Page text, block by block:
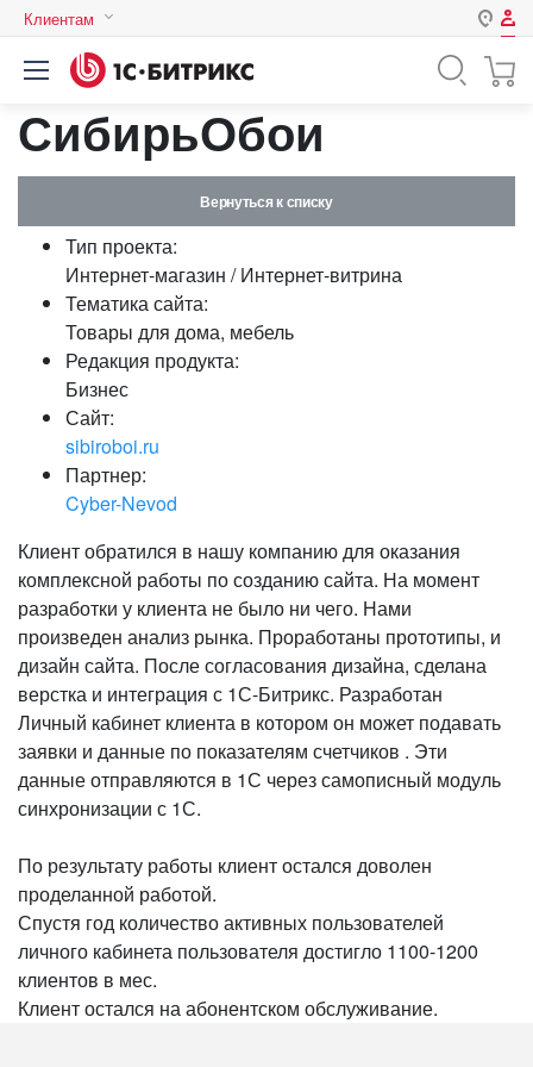
Клиентам
Авторизация
Нет аккаунта?
Логин
Пароль
Запомнить меня на этом
СибирьОбои
Вернуться к списку
Тип проекта:
Интернет-магазин / Интернет-витрина
Тематика сайта:
Товары для дома, мебель
Редакция продукта:
Бизнес
Сайт:
sibiroboi.ru
Партнер:
Cyber-Nevod
Клиент обратился в нашу компанию для оказания
комплексной работы по созданию сайта. На момент
разработки у клиента не было ни чего. Нами
произведен анализ рынка. Проработаны прототипы, и
дизайн сайта. После согласования дизайна, сделана
верстка и интеграция с 1С-Битрикс. Разработан
Личный кабинет клиента в котором он может подавать
заявки и данные по показателям счетчиков . Эти
данные отправляются в 1С через самописный модуль
синхронизации с 1С.
По результату работы клиент остался доволен
проделанной работой.
Спустя год количество активных пользователей
личного кабинета пользователя достигло 1100-1200
клиентов в мес.
Клиент остался на абонентском обслуживание.